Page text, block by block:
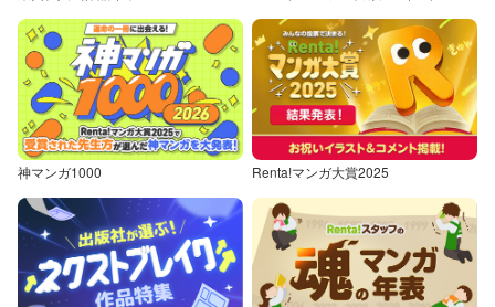
神マンガ1000 Renta!マンガ大賞2025